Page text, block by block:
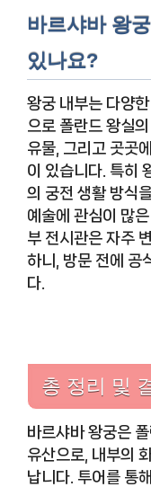
바르샤바 왕
있나요?
왕궁 내부는 다양
으로 폴란드 왕실
유물, 그리고 곳곳
이 있습니다. 특히
의 궁전 생활 방식
예술에 관심이 많
부 전시관은 자주
하니, 방문 전에 공
다.
총 정리 및
바르샤바 왕궁은
유산으로, 내부의
납니다. 투어를 통